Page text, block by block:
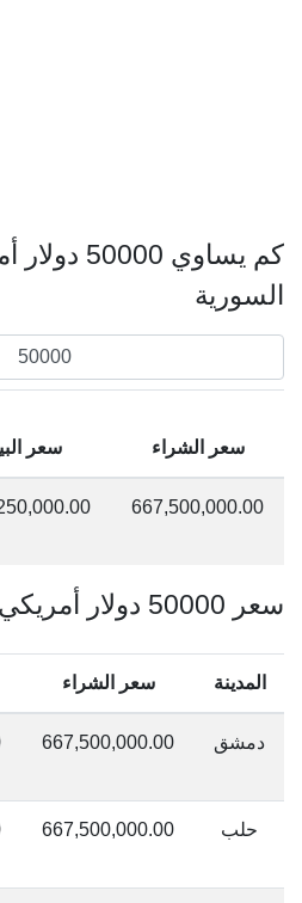
كم يساوي
السورية
سعر الشراء سعر
667,500,000.00
سعر 50000 دولار أمريكي في سورية
المدينة سعر الشراء
دمشق 667,500,000.00
حلب 667,500,000.00